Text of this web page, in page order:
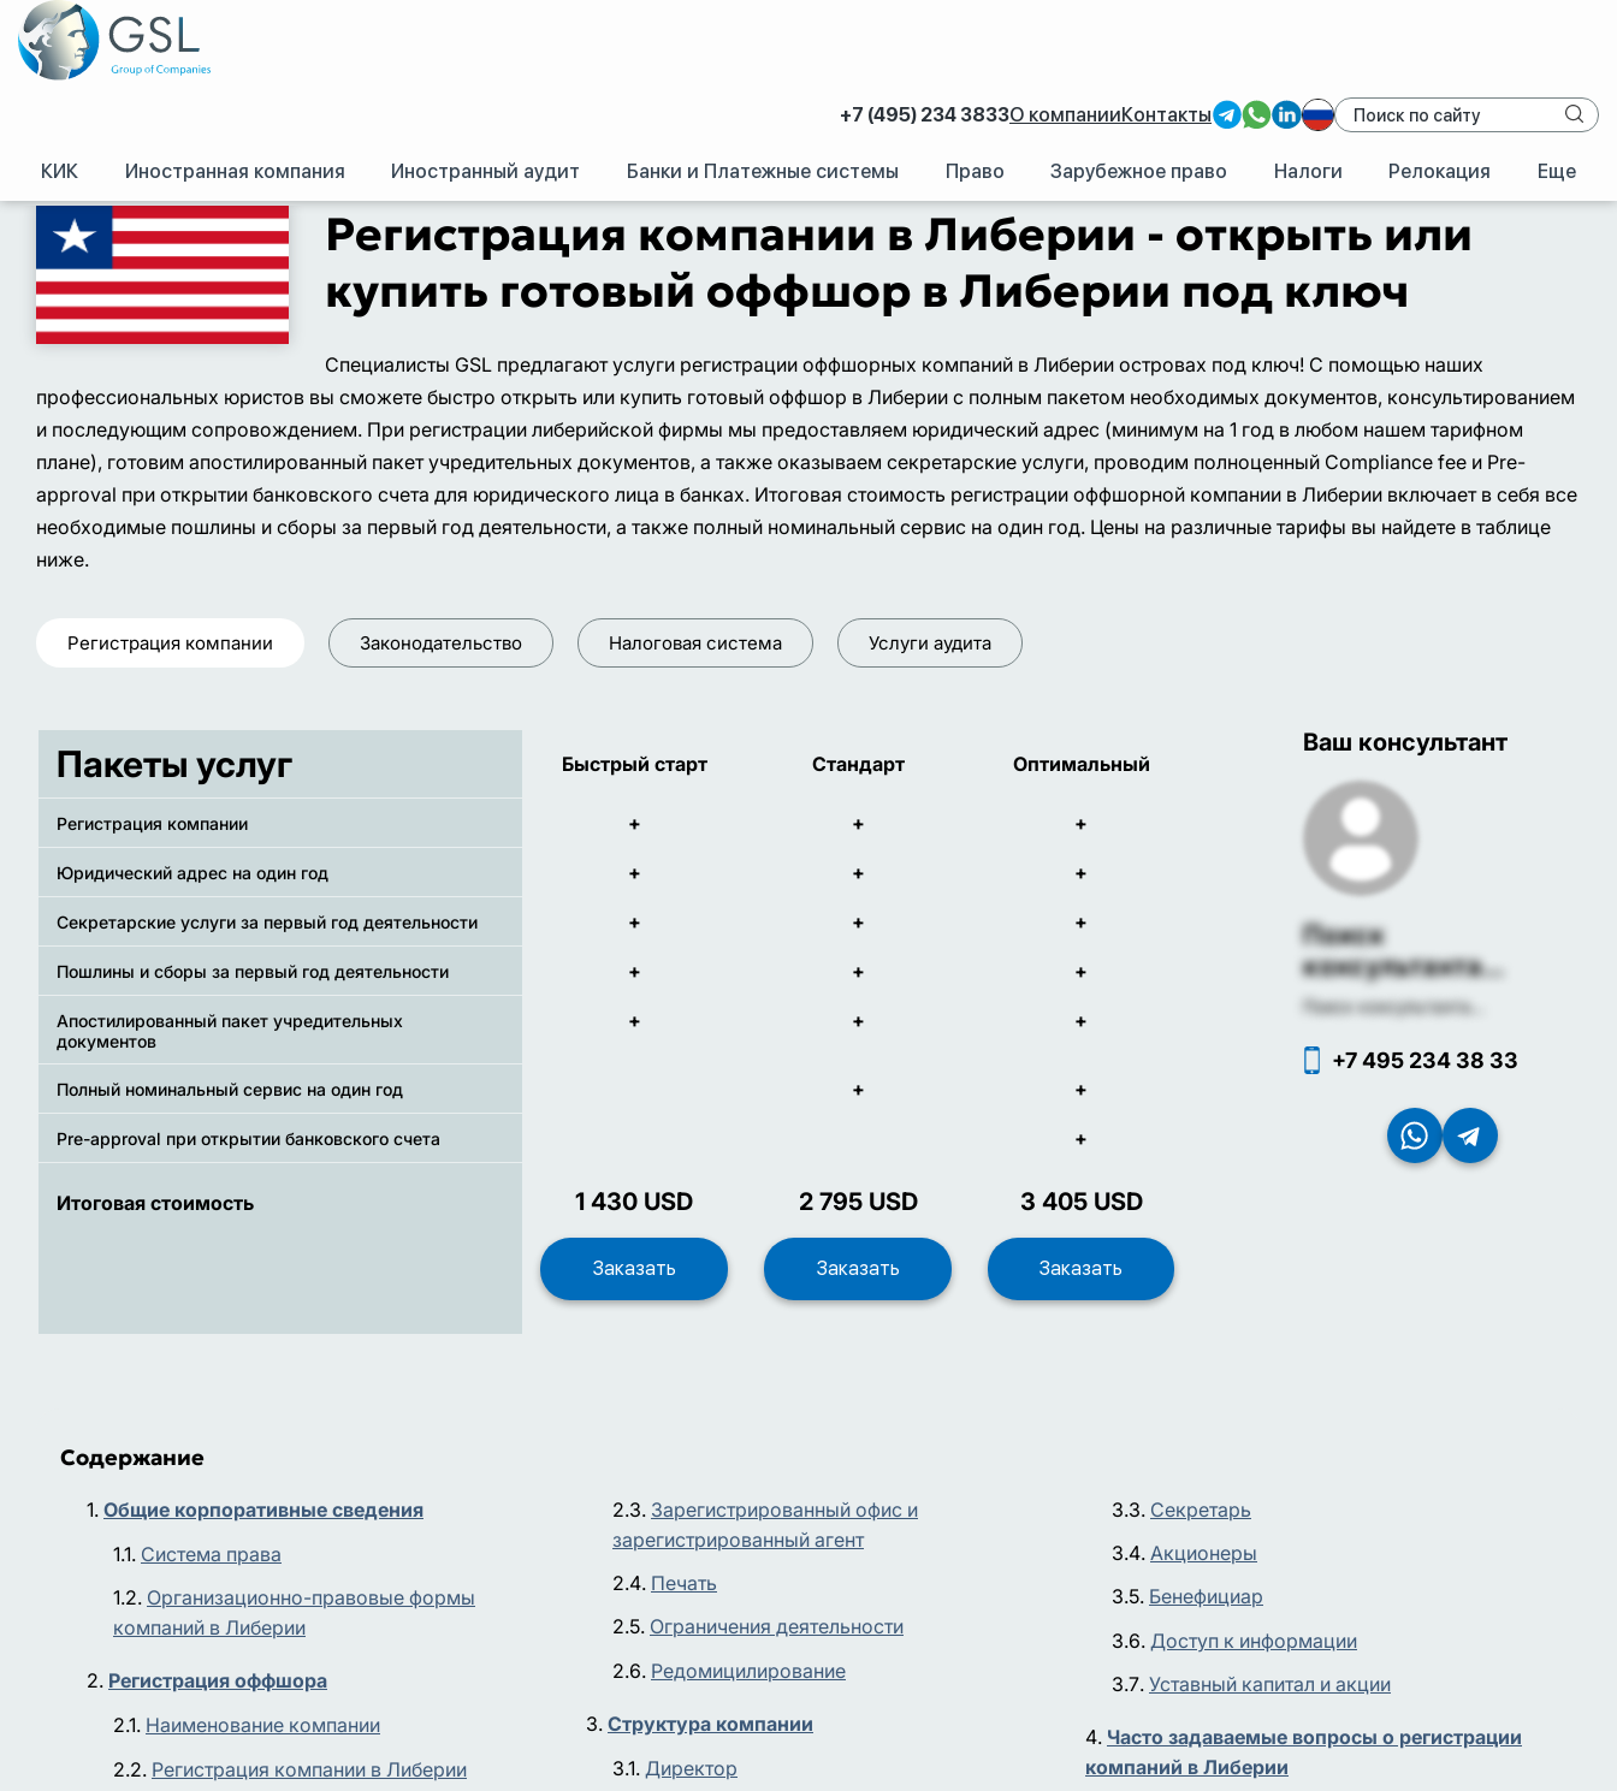
+7 (495) 234 3833О компанииКонтакты
КИК Иностранная компания Иностранный аудит Банки и Платежные системы Право Зарубежное право Налоги Релокация Еще
GSL/Оффшоры и международное право. Регистрация оффшорных компаний./ Регистрация иностранных компаний за рубежом / Либерия
Регистрация компании в Либерии - открыть или
купить готовый оффшор в Либерии под ключ
Специалисты GSL предлагают услуги регистрации оффшорных компаний в Либерии островах под ключ! С помощью наших
профессиональных юристов вы сможете быстро открыть или купить готовый оффшор в Либерии с полным пакетом необходимых документов, консультированием
и последующим сопровождением. При регистрации либерийской фирмы мы предоставляем юридический адрес (минимум на 1 год в любом нашем тарифном
плане), готовим апостилированный пакет учредительных документов, а также оказываем секретарские услуги, проводим полноценный Compliance fee и Pre-
approval при открытии банковского счета для юридического лица в банках. Итоговая стоимость регистрации оффшорной компании в Либерии включает в себя все
необходимые пошлины и сборы за первый год деятельности, а также полный номинальный сервис на один год. Цены на различные тарифы вы найдете в таблице
ниже.
Регистрация компании Законодательство Налоговая система Услуги аудита
Пакеты услуг Быстрый старт Стандарт Оптимальный
Регистрация компании + + +
Юридический адрес на один год + + +
Секретарские услуги за первый год деятельности + + +
Пошлины и сборы за первый год деятельности + + +
Апостилированный пакет учредительных
документов
+ + +
Полный номинальный сервис на один год + +
Pre-approval при открытии банковского счета +
Итоговая стоимость 1 430 USD 2 795 USD 3 405 USD
Ваш консультант
Поиск
консультанта...
Поиск консультанта...
+7 495 234 38 33
Содержание
Общие корпоративные сведения
Система права
Организационно-правовые формы
компаний в Либерии
Регистрация оффшора
Наименование компании
Регистрация компании в Либерии
Зарегистрированный офис и
зарегистрированный агент
Печать
Ограничения деятельности
Редомицилирование
Структура компании
Директор
Секретарь
Акционеры
Бенефициар
Доступ к информации
Уставный капитал и акции
Часто задаваемые вопросы о регистрации
компаний в Либерии